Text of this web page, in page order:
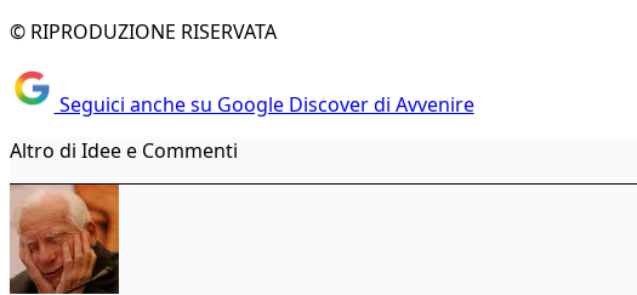
© RIPRODUZIONE RISERVATA
Seguici anche su Google Discover di Avvenire
Altro di Idee e Commenti